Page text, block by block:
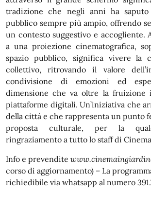
tradizione che negli anni ha
pubblico sempre più ampio, offrendo
un contesto suggestivo e accogliente.
a una proiezione cinematografica,
spazio pubblico, significa vivere la
collettivo, ritrovando il valore
condivisione di emozioni ed
dimensione che va oltre la fruizione
piattaforme digitali. Un’iniziativa che
della città e che rappresenta un punto
proposta culturale, per la
ringraziamento a tutto lo staff di Cinema
Info e prevendite
corso di aggiornamento) – La
richiedibile via whatsapp al numero